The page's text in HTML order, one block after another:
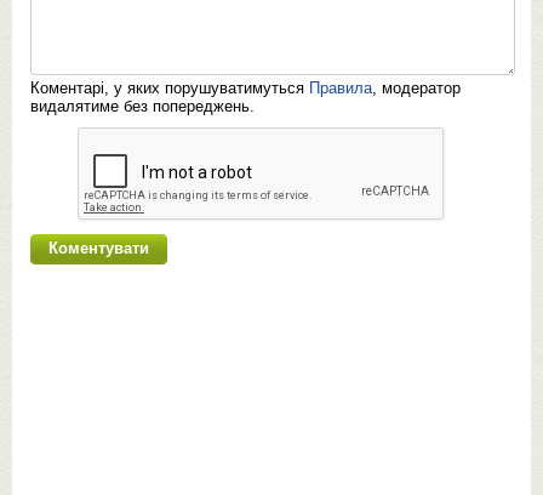
Коментарі, у яких порушуватимуться Правила, модератор
видалятиме без попереджень.